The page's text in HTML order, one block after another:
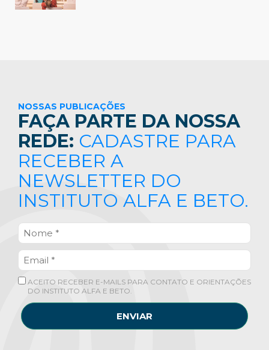
NOSSAS PUBLICAÇÕES
FAÇA PARTE DA NOSSA
REDE: CADASTRE PARA
RECEBER A
NEWSLETTER DO
INSTITUTO ALFA E BETO.
ACEITO RECEBER E-MAILS PARA CONTATO E ORIENTAÇÕES
DO INSTITUTO ALFA E BETO.
ENVIAR